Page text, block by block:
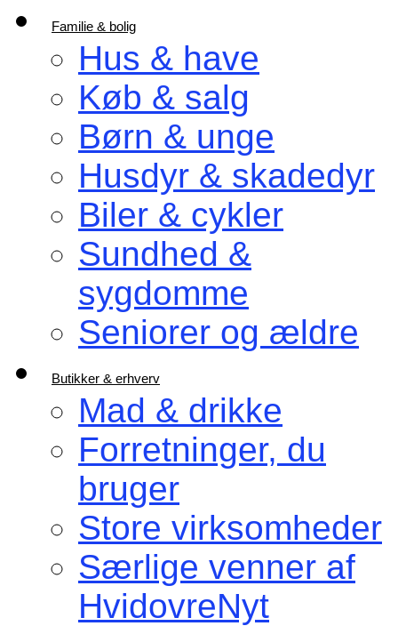
Familie & bolig
Hus & have
Køb & salg
Børn & unge
Husdyr & skadedyr
Biler & cykler
Sundhed &
sygdomme
Seniorer og ældre
Butikker & erhverv
Mad & drikke
Forretninger, du
bruger
Store virksomheder
Særlige venner af
HvidovreNyt